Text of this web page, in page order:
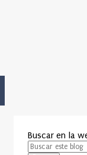
Buscar en la